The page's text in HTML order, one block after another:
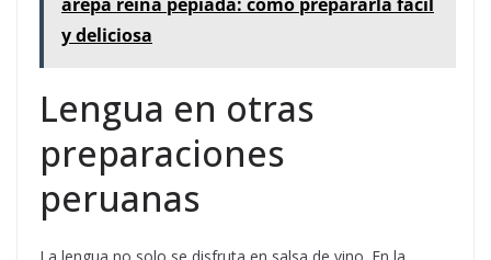
y deliciosa
Lengua en otras
preparaciones
peruanas